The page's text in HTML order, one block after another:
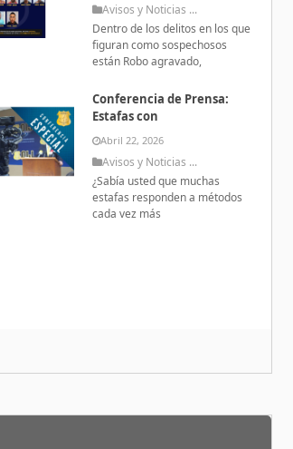
Avisos y Noticias ...
Dentro de los delitos en los que
figuran como sospechosos
están Robo agravado,
Conferencia de Prensa:
Estafas con
Abril 22, 2026
Avisos y Noticias ...
¿Sabía usted que muchas
estafas responden a métodos
cada vez más